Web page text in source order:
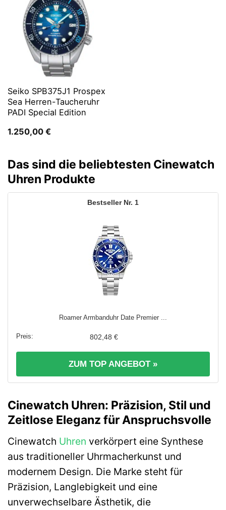
Seiko SPB375J1 Prospex
Sea Herren-Taucheruhr
PADI Special Edition
1.250,00 €
Das sind die beliebtesten Cinewatch
Uhren Produkte
1
Roamer Armbanduhr Date Premier ...
802,48 €
ZUM TOP ANGEBOT »
Cinewatch Uhren: Präzision, Stil und
Zeitlose Eleganz für Anspruchsvolle
Cinewatch Uhren verkörpert eine Synthese
aus traditioneller Uhrmacherkunst und
modernem Design. Die Marke steht für
Präzision, Langlebigkeit und eine
unverwechselbare Ästhetik, die